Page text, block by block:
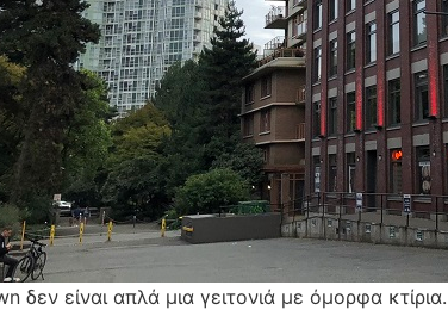
δεν είναι απλά μια γειτονιά με όμορφα